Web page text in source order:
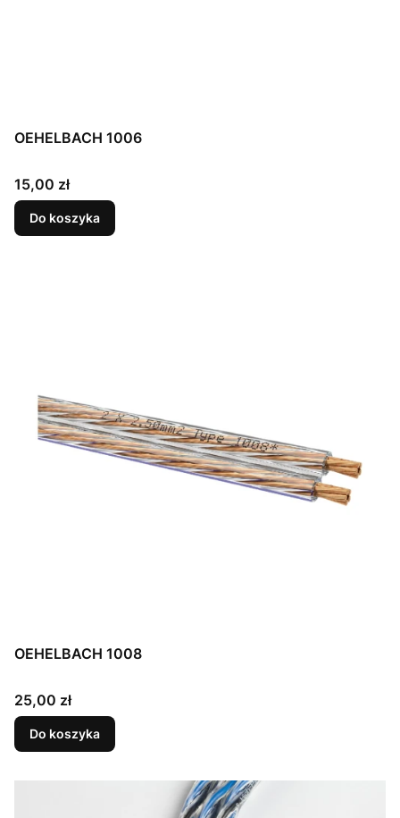
OEHELBACH 1006
Cena
15,00 zł
Do koszyka
OEHELBACH 1008
Cena
25,00 zł
Do koszyka